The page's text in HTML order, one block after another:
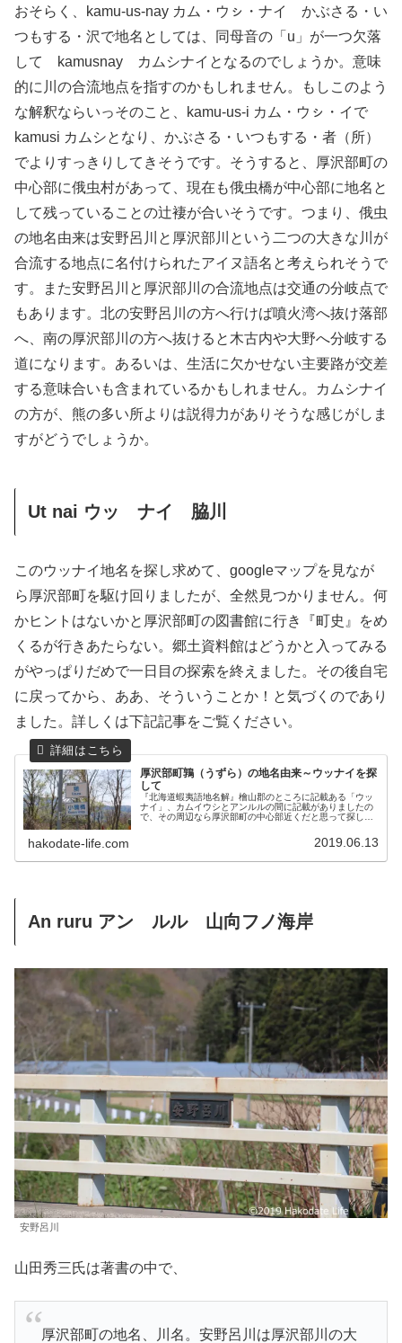
おそらく、kamu-us-nay カム・ウㇱ・ナイ かぶさる・い
つもする・沢で地名としては、同母音の「u」が一つ欠落
して kamusnay カムシナイとなるのでしょうか。意味
的に川の合流地点を指すのかもしれません。もしこのよう
な解釈ならいっそのこと、kamu-us-i カム・ウㇱ・イで
kamusi カムシとなり、かぶさる・いつもする・者（所）
でよりすっきりしてきそうです。そうすると、厚沢部町の
中心部に俄虫村があって、現在も俄虫橋が中心部に地名と
して残っていることの辻褄が合いそうです。つまり、俄虫
の地名由来は安野呂川と厚沢部川という二つの大きな川が
合流する地点に名付けられたアイヌ語名と考えられそうで
す。また安野呂川と厚沢部川の合流地点は交通の分岐点で
もあります。北の安野呂川の方へ行けば噴火湾へ抜け落部
へ、南の厚沢部川の方へ抜けると木古内や大野へ分岐する
道になります。あるいは、生活に欠かせない主要路が交差
する意味合いも含まれているかもしれません。カムシナイ
の方が、熊の多い所よりは説得力がありそうな感じがしま
すがどうでしょうか。
Ut nai ウッ ナイ 脇川
このウッナイ地名を探し求めて、googleマップを見なが
ら厚沢部町を駆け回りましたが、全然見つかりません。何
かヒントはないかと厚沢部町の図書館に行き『町史』をめ
くるが行きあたらない。郷土資料館はどうかと入ってみる
がやっぱりだめで一日目の探索を終えました。その後自宅
に戻ってから、ああ、そういうことか！と気づくのであり
ました。詳しくは下記記事をご覧ください。
厚沢部町鶉（うずら）の地名由来～ウッナイを探
して
『北海道蝦夷語地名解』檜山郡のところに記載ある「ウッ
ナイ」、カムイウシとアンルルの間に記載がありましたの
で、その周辺なら厚沢部町の中心部近くだと思って探して
hakodate-life.com 2019.06.13
An ruru アン ルル 山向フノ海岸
安野呂川
山田秀三氏は著書の中で、
厚沢部町の地名、川名。安野呂川は厚沢部川の大